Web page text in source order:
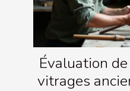
Évaluation
vitrages